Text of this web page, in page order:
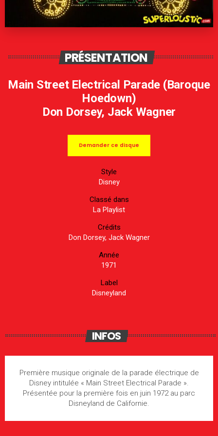
PRÉSENTATION
Main Street Electrical Parade (Baroque
Hoedown)
Don Dorsey, Jack Wagner
Demander ce disque
Style
Disney
Classé dans
La Playlist
Crédits
Don Dorsey, Jack Wagner
Année
1971
Label
Disneyland
INFOS
Première musique originale de la parade électrique de
Disney intitulée « Main Street Electrical Parade ».
Présentée pour la première fois en juin 1972 au parc
Disneyland de Californie.